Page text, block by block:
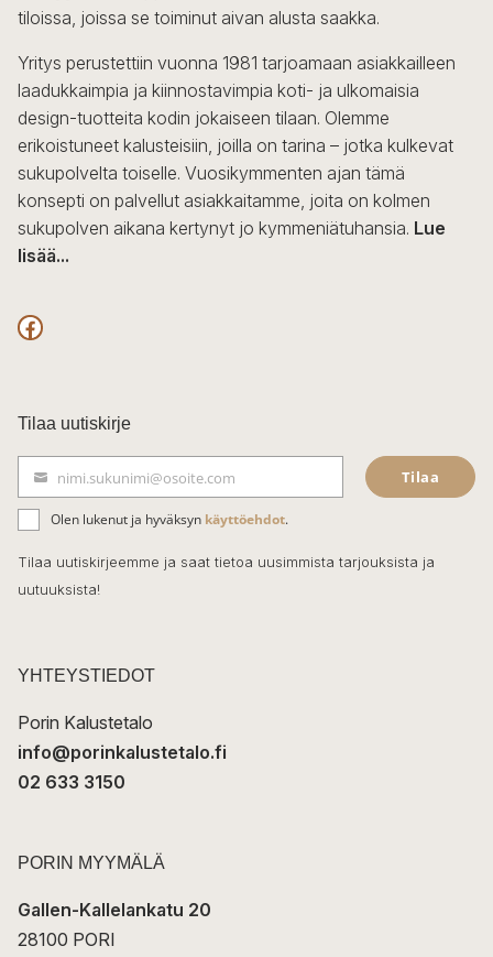
tiloissa, joissa se toiminut aivan alusta saakka.
Yritys perustettiin vuonna 1981 tarjoamaan asiakkailleen
laadukkaimpia ja kiinnostavimpia koti- ja ulkomaisia
design-tuotteita kodin jokaiseen tilaan. Olemme
erikoistuneet kalusteisiin, joilla on tarina – jotka kulkevat
sukupolvelta toiselle. Vuosikymmenten ajan tämä
konsepti on palvellut asiakkaitamme, joita on kolmen
sukupolven aikana kertynyt jo kymmeniätuhansia. Lue
lisää...
F
c
e
b
o
o
k
Tilaa uutiskirje
ä
h
k
t
nimi.sukunimi@osoite.com Tilaa
Olen lukenut ja hyväksyn käyttöehdot.
Tilaa uutiskirjeemme ja saat tietoa uusimmista tarjouksista ja
uutuuksista!
YHTEYSTIEDOT
Porin Kalustetalo
info@porinkalustetalo.fi
02 633 3150
PORIN MYYMÄLÄ
Gallen-Kallelankatu 20
28100 PORI